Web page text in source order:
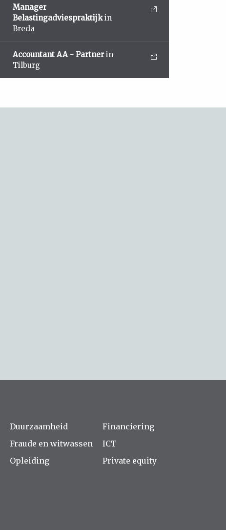
Manager
Belastingadviespraktijkin
Breda
Accountant AA - Partner in
Tilburg
Duurzaamheid
Fraude en witwassen
Opleiding
Financiering
ICT
Private equity